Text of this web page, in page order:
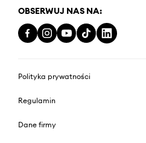
OBSERWUJ NAS NA:
Polityka prywatności
Regulamin
Dane firmy